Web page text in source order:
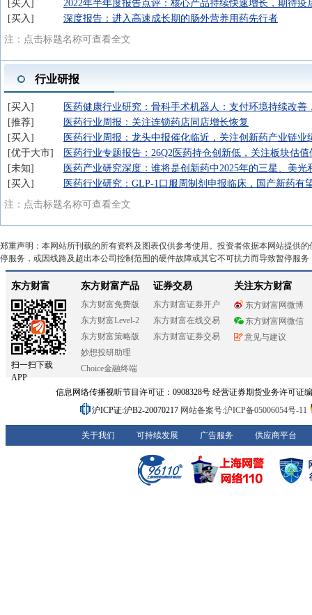
买入
2022年半年度报告点评：核心产品持续快速增长，期待疫
买入
深度报告：进入高速成长期的肠外营养用药先行者
注：点击标题名称可查看全文
行业研报
买入
医药健康行业研究：骨科手术机器人：支付环境持续改善
推荐
医药行业周报：关注连锁药店同店增长恢复
买入
医药行业周报：龙头中报催化临近，关注创新药产业链业
优于大市
医药行业专题报告：26Q2医药持仓创新低，关注板块估
未知
医药产业研究深度：谁将是创新药中2025年的三星、美光
买入
医药行业研究：GLP-1口服周制剂申报临床，国产新药有
注：点击标题名称可查看全文
郑重声明：本网站所刊载的所有资料及图表仅供参考使用。投资者依据本网站提供
停服务，或因线路及超出本公司控制范围的硬件故障或其它不可抗力而导致暂停服